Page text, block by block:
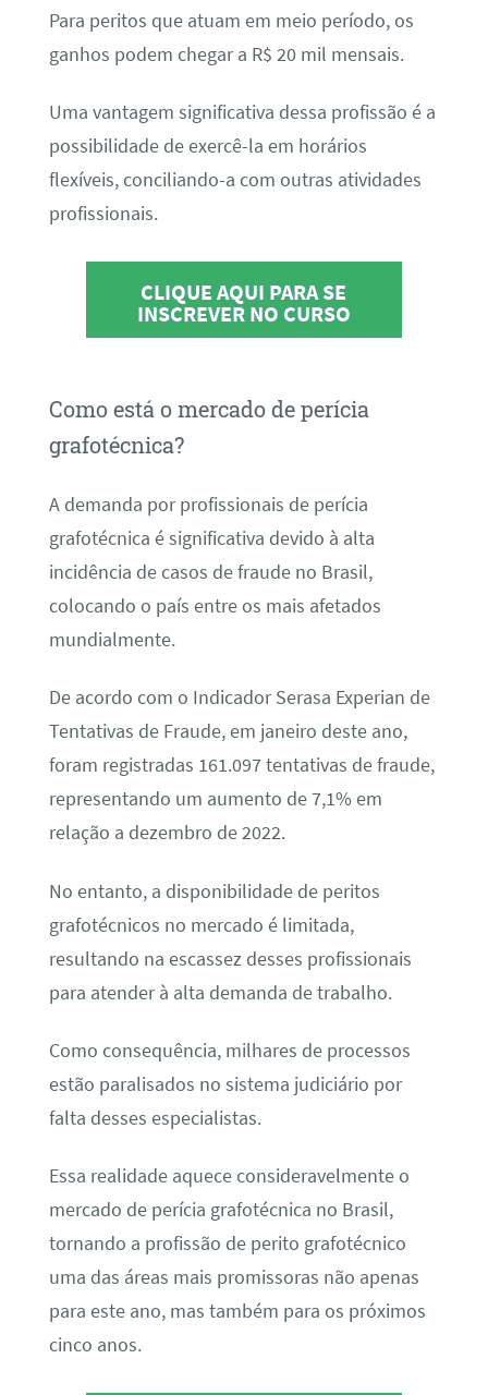
Para peritos que atuam em meio período, os
ganhos podem chegar a R$ 20 mil mensais.
Uma vantagem significativa dessa profissão é a
possibilidade de exercê-la em horários
flexíveis, conciliando-a com outras atividades
profissionais.
CLIQUE AQUI PARA SE
INSCREVER NO CURSO
Como está o mercado de perícia
grafotécnica?
A demanda por profissionais de perícia
grafotécnica é significativa devido à alta
incidência de casos de fraude no Brasil,
colocando o país entre os mais afetados
mundialmente.
De acordo com o Indicador Serasa Experian de
Tentativas de Fraude, em janeiro deste ano,
foram registradas 161.097 tentativas de fraude,
representando um aumento de 7,1% em
relação a dezembro de 2022.
No entanto, a disponibilidade de peritos
grafotécnicos no mercado é limitada,
resultando na escassez desses profissionais
para atender à alta demanda de trabalho.
Como consequência, milhares de processos
estão paralisados no sistema judiciário por
falta desses especialistas.
Essa realidade aquece consideravelmente o
mercado de perícia grafotécnica no Brasil,
tornando a profissão de perito grafotécnico
uma das áreas mais promissoras não apenas
para este ano, mas também para os próximos
cinco anos.